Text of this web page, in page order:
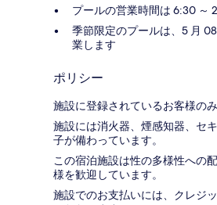
プールの営業時間は 6:30 ～
季節限定のプールは、5 月
業します
ポリシー
施設に登録されているお客様の
施設には消火器、煙感知器、セ
子が備わっています。
この宿泊施設は性の多様性への
様を歓迎しています。
施設でのお支払いには、クレジ